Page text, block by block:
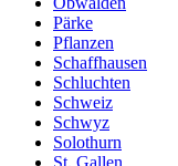
Pärke
Pflanzen
Schaffhausen
Schluchten
Schweiz
Schwyz
Solothurn
St. Gallen